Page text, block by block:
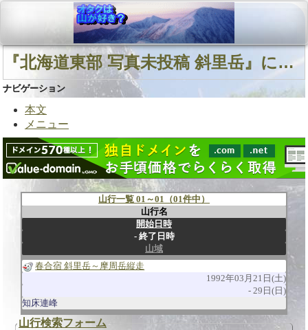
『北海道東部 写真未投稿 斜里岳』に関連する山行
ナビゲーション
本文
メニュー
山行一覧 01～01（01件中）
山行名
開始日時
終了日時
山域
春合宿 斜里岳～摩周岳縦走
1992年03月21日(土)
29日(日)
知床連峰
山行検索フォーム